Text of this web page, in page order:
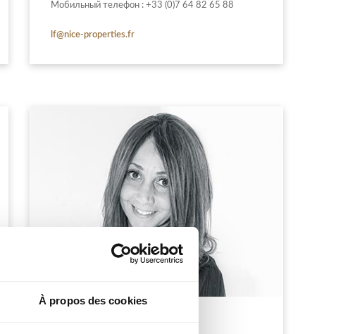
À propos des cookies
Мобильный телефон : +33 (0)7 64 82 65 88
lf@nice-properties.fr